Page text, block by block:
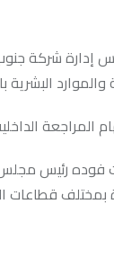
شركة جنوب
والموارد البشرية
المراجعة
رئيس مجلس
بمختلف قطاعات